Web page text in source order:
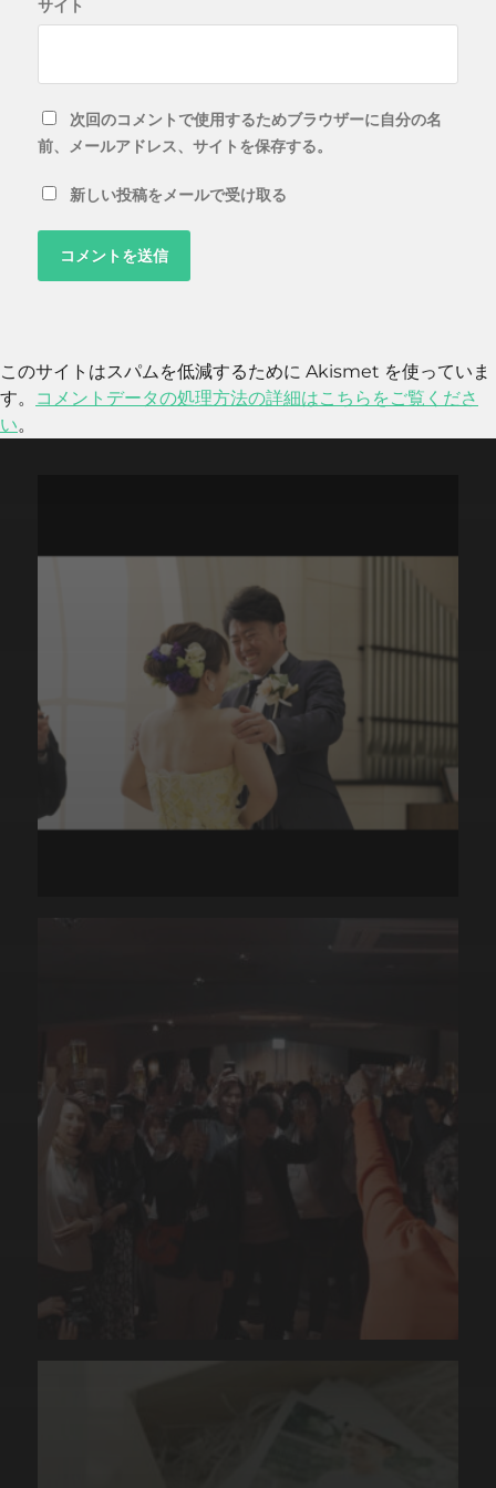
サイト
次回のコメントで使用するためブラウザーに自分の名
前、メールアドレス、サイトを保存する。
新しい投稿をメールで受け取る
このサイトはスパムを低減するために Akismet を使っていま
す。
コメントデータの処理方法の詳細はこちらをご覧くださ
い。